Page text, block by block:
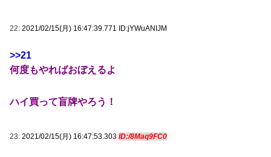
22: 2021/02/15(月) 16:47:39.771 ID:jYWuANIJM
>>21
何度もやればおぼえるよ
ハイ買って盲牌やろう！
23: 2021/02/15(月) 16:47:53.303 ID:/8Maq9FC0